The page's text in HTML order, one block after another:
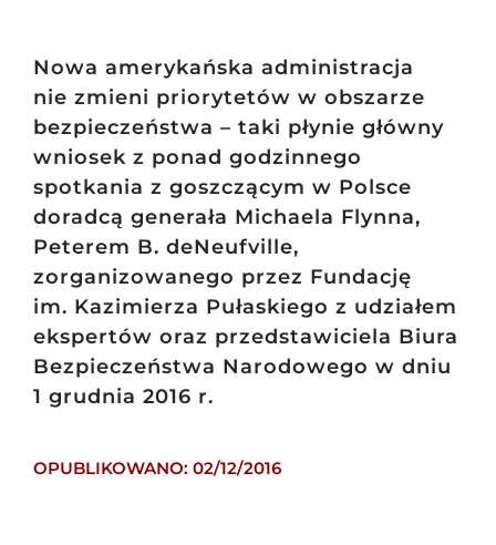
Nowa amerykańska administracja
nie zmieni priorytetów w obszarze
bezpieczeństwa – taki płynie główny
wniosek z ponad godzinnego
spotkania z goszczącym w Polsce
doradcą generała Michaela Flynna,
Peterem B. deNeufville,
zorganizowanego przez Fundację
im. Kazimierza Pułaskiego z udziałem
ekspertów oraz przedstawiciela Biura
Bezpieczeństwa Narodowego w dniu
1 grudnia 2016 r.
OPUBLIKOWANO: 02/12/2016